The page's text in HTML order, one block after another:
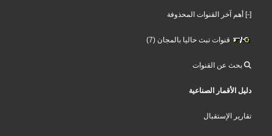
[-] أهم آخر القنوات المحذوفة
قنوات تبث حاليا بالمجان (7)
بحث عن القنوات
دليل الأقمار الصناعية
تقارير الإستقبال